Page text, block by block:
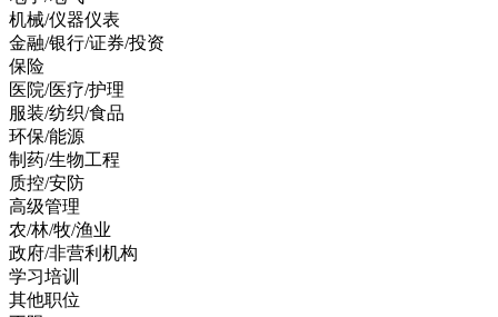
机械/仪器仪表
金融/银行/证券/投资
保险
医院/医疗/护理
服装/纺织/食品
环保/能源
制药/生物工程
质控/安防
高级管理
农/林/牧/渔业
政府/非营利机构
学习培训
其他职位